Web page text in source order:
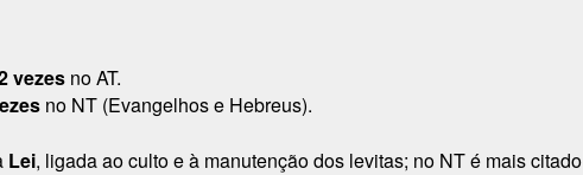
vezes no AT.
no NT (Evangelhos e Hebreus).
Lei, ligada ao culto e à manutenção dos levitas; no NT é mais citado